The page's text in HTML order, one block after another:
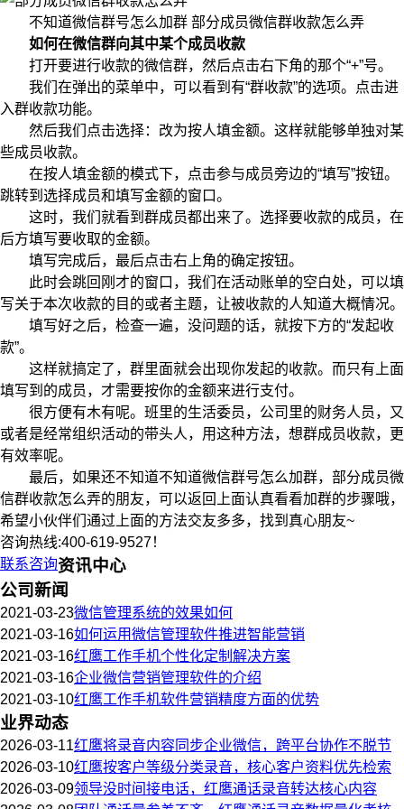
不知道微信群号怎么加群 部分成员微信群收款怎么弄
如何在微信群向其中某个成员收款
打开要进行收款的微信群，然后点击右下角的那个“+”号。
我们在弹出的菜单中，可以看到有“群收款”的选项。点击进
入群收款功能。
然后我们点击选择：改为按人填金额。这样就能够单独对某
些成员收款。
在按人填金额的模式下，点击参与成员旁边的“填写”按钮。
跳转到选择成员和填写金额的窗口。
这时，我们就看到群成员都出来了。选择要收款的成员，在
后方填写要收取的金额。
填写完成后，最后点击右上角的确定按钮。
此时会跳回刚才的窗口，我们在活动账单的空白处，可以填
写关于本次收款的目的或者主题，让被收款的人知道大概情况。
填写好之后，检查一遍，没问题的话，就按下方的“发起收
款”。
这样就搞定了，群里面就会出现你发起的收款。而只有上面
填写到的成员，才需要按你的金额来进行支付。
很方便有木有呢。班里的生活委员，公司里的财务人员，又
或者是经常组织活动的带头人，用这种方法，想群成员收款，更
有效率呢。
最后，如果还不知道不知道微信群号怎么加群，部分成员微
信群收款怎么弄的朋友，可以返回上面认真看看加群的步骤哦，
希望小伙伴们通过上面的方法交友多多，找到真心朋友~
咨询热线:400-619-9527！
联系咨询资讯中心
公司新闻
2021-03-23微信管理系统的效果如何
2021-03-16如何运用微信管理软件推进智能营销
2021-03-16红鹰工作手机个性化定制解决方案
2021-03-16企业微信营销管理软件的介绍
2021-03-10红鹰工作手机软件营销精度方面的优势
业界动态
2026-03-11红鹰将录音内容同步企业微信，跨平台协作不脱节
2026-03-10红鹰按客户等级分类录音，核心客户资料优先检索
2026-03-09领导没时间接电话，红鹰通话录音转达核心内容